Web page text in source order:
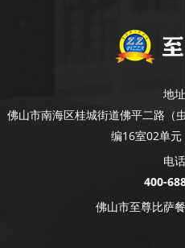
地
佛山市南海区桂城街道佛平二路（
编16室02单元
电
400-
佛山市至尊比萨